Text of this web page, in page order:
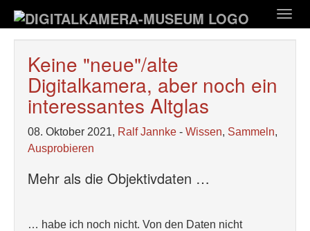
Hauptinhalt
springen
Keine "neue"/alte
Digitalkamera, aber noch ein
interessantes Altglas
08. Oktober 2021, Ralf Jannke - Wissen, Sammeln,
Ausprobieren
Mehr als die Objektivdaten …
… habe ich noch nicht. Von den Daten nicht